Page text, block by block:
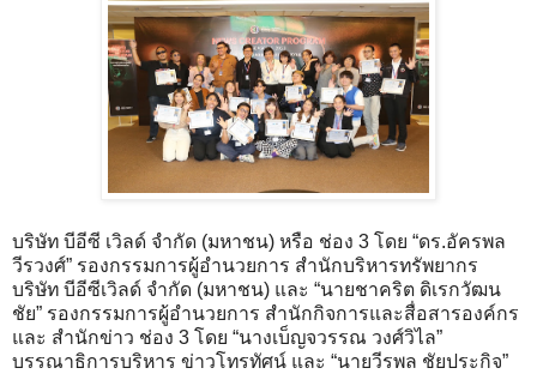
บริษัท บีอีซี เวิลด์ จำกัด (มหาชน) หรือ ช่อง 3 โดย “ดร.อัครพล
วีรวงศ์” รองกรรมการผู้อำนวยการ สำนักบริหารทรัพยากร
บริษัท บีอีซีเวิลด์ จำกัด (มหาชน) และ “นายชาคริต ดิเรกวัฒน
ชัย” รองกรรมการผู้อำนวยการ สำนักกิจการและสื่อสารองค์กร
และ สำนักข่าว ช่อง 3 โดย “นางเบ็ญจวรรณ วงศ์วิไล”
บรรณาธิการบริหาร ข่าวโทรทัศน์ และ “นายวีรพล ชัยประกิจ”